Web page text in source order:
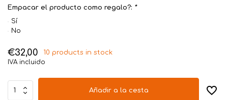
Empacar el producto como regalo?: *
Sí
No
€32,00
10 products in stock
IVA incluido
Añadir a la cesta